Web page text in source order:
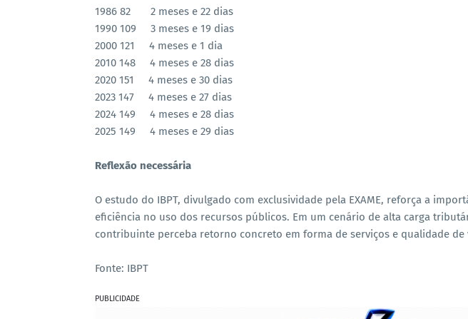
1986 82 2 meses e 22 dias
1990 109 3 meses e 19 dias
2000 121 4 meses e 1 dia
2010 148 4 meses e 28 dias
2020 151 4 meses e 30 dias
2023 147 4 meses e 27 dias
2024 149 4 meses e 28 dias
2025 149 4 meses e 29 dias
Reflexão necessária
O estudo do IBPT, divulgado com exclusividade pela EXAME, reforça a
eficiência no uso dos recursos públicos. Em um cenário de alta carga
contribuinte perceba retorno concreto em forma de serviços e qualidade de
Fonte: IBPT
PUBLICIDADE